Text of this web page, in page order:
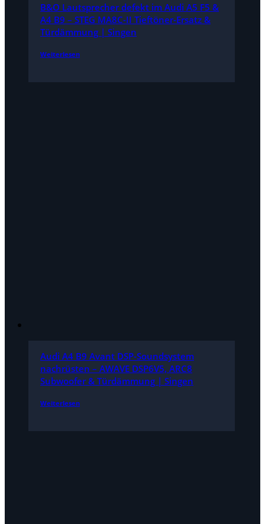
B&O Lautsprecher defekt im Audi A5 F5 &
A4 B9 – STEG MA8C-II Tieftöner-Ersatz &
Türdämmung | Singen
Weiterlesen
Audi A4 B9 Avant DSP-Soundsystem
nachrüsten – AWAVE DSP6V5, ARC8
Subwoofer & Türdämmung | Singen
Weiterlesen